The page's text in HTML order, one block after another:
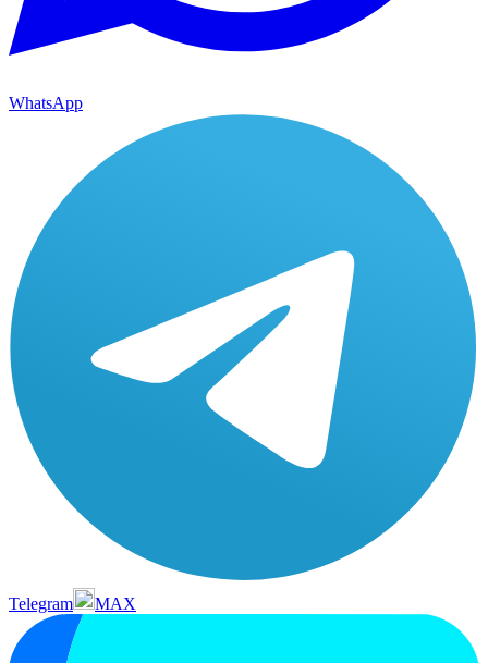
WhatsApp
Telegram MAX